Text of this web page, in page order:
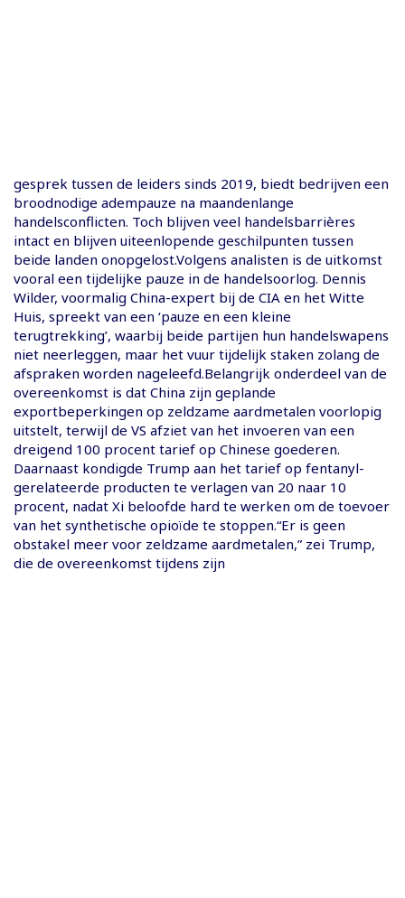
gesprek tussen de leiders sinds 2019, biedt bedrijven een
broodnodige adempauze na maandenlange
handelsconflicten. Toch blijven veel handelsbarrières
intact en blijven uiteenlopende geschilpunten tussen
beide landen onopgelost.Volgens analisten is de uitkomst
vooral een tijdelijke pauze in de handelsoorlog. Dennis
Wilder, voormalig China-expert bij de CIA en het Witte
Huis, spreekt van een ‘pauze en een kleine
terugtrekking’, waarbij beide partijen hun handelswapens
niet neerleggen, maar het vuur tijdelijk staken zolang de
afspraken worden nageleefd.Belangrijk onderdeel van de
overeenkomst is dat China zijn geplande
exportbeperkingen op zeldzame aardmetalen voorlopig
uitstelt, terwijl de VS afziet van het invoeren van een
dreigend 100 procent tarief op Chinese goederen.
Daarnaast kondigde Trump aan het tarief op fentanyl-
gerelateerde producten te verlagen van 20 naar 10
procent, nadat Xi beloofde hard te werken om de toevoer
van het synthetische opioïde te stoppen.“Er is geen
obstakel meer voor zeldzame aardmetalen,” zei Trump,
die de overeenkomst tijdens zijn